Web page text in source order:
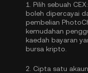
1. Pilih sebuah CEX:
boleh dipercayai
pembelian
kemudahan
kaedah bayaran
bursa kripto.
2. Cipta satu